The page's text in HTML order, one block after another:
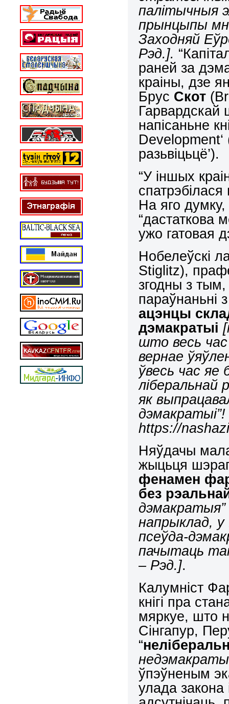
палітычныя
прынцыпы
Заходняй
Рэд.].
раней за
краіны, дзе
Брус Скот (
Гарвардскай
напісаньне
Development
разьвіцьцё’).
“У іншых
На яго
“дастаткова
ужо гатовая
Нобелеўскі
Stiglitz),
згодны з
параўнаньні
ацэнцы
дэмакратыі
што весь час
вернае
ўвесь час яе
ліберальнай
як
https://
Няўдачы
жыцьця
фенамен
без
напрыклад,
псеўда-
пачытаць
– Рэд.].
Калумніст
кнігі пра
мяркуе, што
Сінгапур,
“
ўпэўненым
улада закона